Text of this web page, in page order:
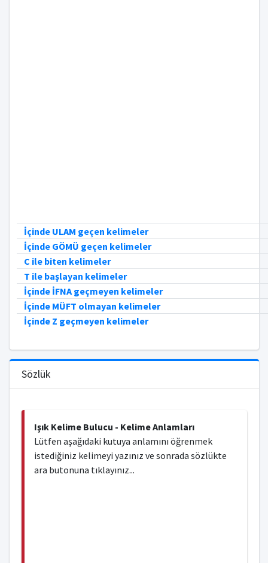
İçinde ULAM geçen kelimeler
İçinde GÖMÜ geçen kelimeler
C ile biten kelimeler
T ile başlayan kelimeler
İçinde İFNA geçmeyen kelimeler
İçinde MÜFT olmayan kelimeler
İçinde Z geçmeyen kelimeler
Sözlük
Işık Kelime Bulucu - Kelime Anlamları
Lütfen aşağıdaki kutuya anlamını öğrenmek
istediğiniz kelimeyi yazınız ve sonrada sözlükte
ara butonuna tıklayınız...